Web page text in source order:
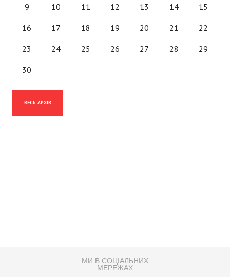
9 10 11 12 13 14 15
16 17 18 19 20 21 22
23 24 25 26 27 28 29
30
ВЕСЬ АРХІВ
МИ В СОЦІАЛЬНИХ
МЕРЕЖАХ